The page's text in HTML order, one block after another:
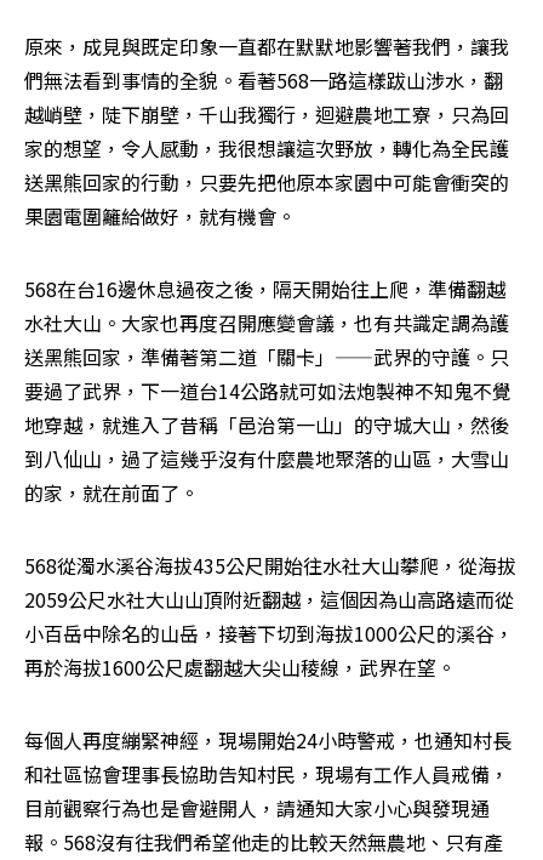
原來，成見與既定印象一直都在默默地影響著我們，讓我
們無法看到事情的全貌。看著568一路這樣跋山涉水，翻
越峭壁，陡下崩壁，千山我獨行，迴避農地工寮，只為回
家的想望，令人感動，我很想讓這次野放，轉化為全民護
送黑熊回家的行動，只要先把他原本家園中可能會衝突的
果園電圍籬給做好，就有機會。
568在台16邊休息過夜之後，隔天開始往上爬，準備翻越
水社大山。大家也再度召開應變會議，也有共識定調為護
送黑熊回家，準備著第二道「關卡」——武界的守護。只
要過了武界，下一道台14公路就可如法炮製神不知鬼不覺
地穿越，就進入了昔稱「邑治第一山」的守城大山，然後
到八仙山，過了這幾乎沒有什麼農地聚落的山區，大雪山
的家，就在前面了。
568從濁水溪谷海拔435公尺開始往水社大山攀爬，從海拔
2059公尺水社大山山頂附近翻越，這個因為山高路遠而從
小百岳中除名的山岳，接著下切到海拔1000公尺的溪谷，
再於海拔1600公尺處翻越大尖山稜線，武界在望。
每個人再度繃緊神經，現場開始24小時警戒，也通知村長
和社區協會理事長協助告知村民，現場有工作人員戒備，
目前觀察行為也是會避開人，請通知大家小心與發現通
報。568沒有往我們希望他走的比較天然無農地、只有產